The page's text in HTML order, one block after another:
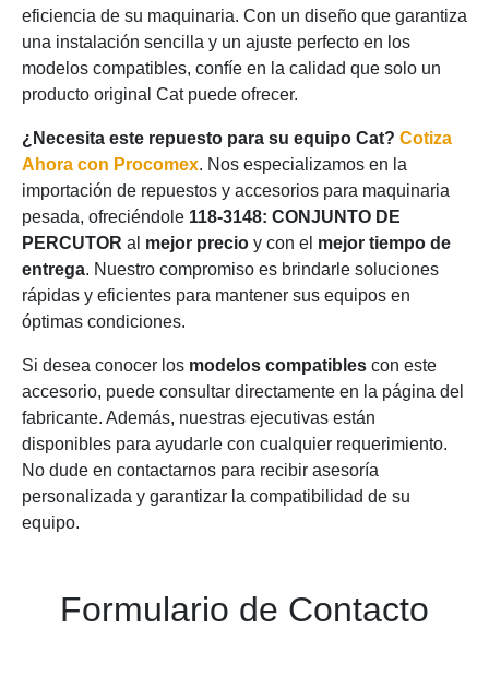
eficiencia de su maquinaria. Con un diseño que garantiza
una instalación sencilla y un ajuste perfecto en los
modelos compatibles, confíe en la calidad que solo un
producto original Cat puede ofrecer.
¿Necesita este repuesto para su equipo Cat? Cotiza
Ahora con Procomex. Nos especializamos en la
importación de repuestos y accesorios para maquinaria
pesada, ofreciéndole 118-3148: CONJUNTO DE
PERCUTOR al mejor precio y con el mejor tiempo de
entrega. Nuestro compromiso es brindarle soluciones
rápidas y eficientes para mantener sus equipos en
óptimas condiciones.
Si desea conocer los modelos compatibles con este
accesorio, puede consultar directamente en la página del
fabricante. Además, nuestras ejecutivas están
disponibles para ayudarle con cualquier requerimiento.
No dude en contactarnos para recibir asesoría
personalizada y garantizar la compatibilidad de su
equipo.
Formulario de Contacto